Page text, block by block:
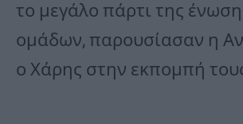
το μεγάλο πάρτι της
ομάδων, παρουσίασαν η
ο Χάρης στην εκπομπή